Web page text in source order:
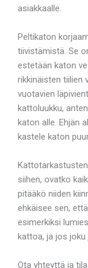
asiakkaalle.
Peltikaton
tiivistämistä. Se
estetään katon
rikkinäisten tiilien
vuotavien
kattoluukku,
katon alle. Ehjän
kastele katon
siihen, ovatko
pitääkö niiden
ehkäisee sen,
esimerkiksi
kattoa, ja jos joku
Ota yhteyttä ja